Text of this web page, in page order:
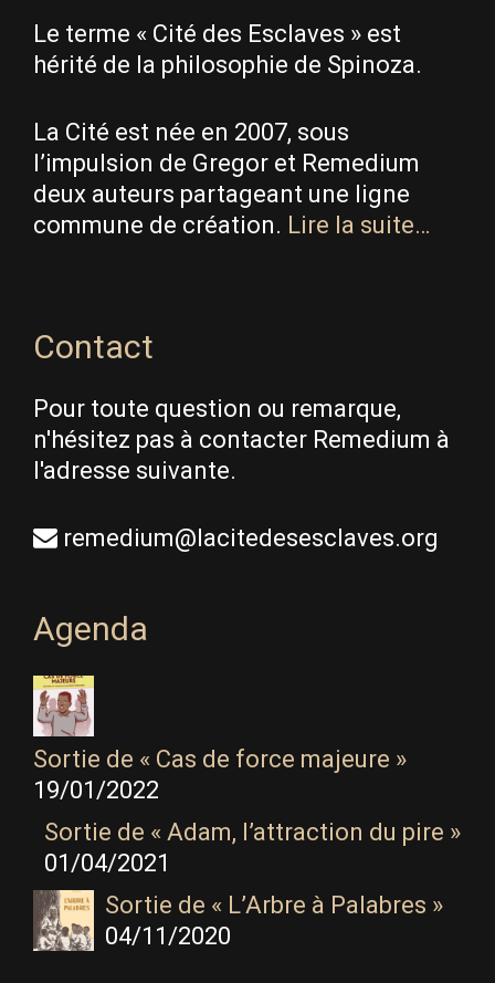
Le terme « Cité des Esclaves » est
hérité de la philosophie de Spinoza.
La Cité est née en 2007, sous
l’impulsion de Gregor et Remedium
deux auteurs partageant une ligne
commune de création. Lire la suite…
Contact
Pour toute question ou remarque,
n'hésitez pas à contacter Remedium à
l'adresse suivante.
remedium@lacitedesesclaves.org
Agenda
Sortie de « Cas de force majeure »
19/01/2022
Sortie de « Adam, l’attraction du pire »
01/04/2021
Sortie de « L’Arbre à Palabres »
04/11/2020